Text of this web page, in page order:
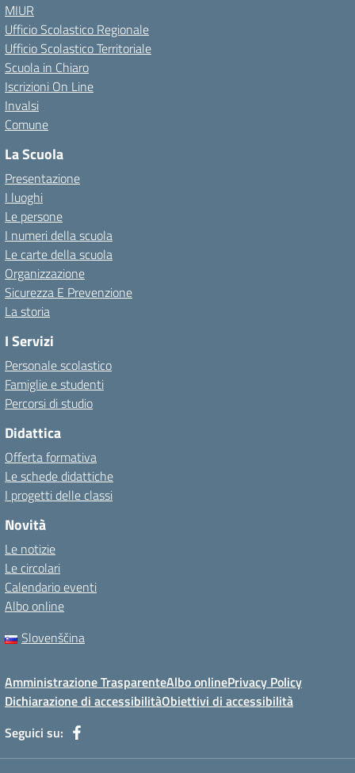
MIUR
Ufficio Scolastico Regionale
Ufficio Scolastico Territoriale
Scuola in Chiaro
Iscrizioni On Line
Invalsi
Comune
La Scuola
Presentazione
I luoghi
Le persone
I numeri della scuola
Le carte della scuola
Organizzazione
Sicurezza E Prevenzione
La storia
I Servizi
Personale scolastico
Famiglie e studenti
Percorsi di studio
Didattica
Offerta formativa
Le schede didattiche
I progetti delle classi
Novità
Le notizie
Le circolari
Calendario eventi
Albo online
Slovenščina
Amministrazione TrasparenteAlbo onlinePrivacy Policy
Dichiarazione di accessibilitàObiettivi di accessibilità
Seguici su: